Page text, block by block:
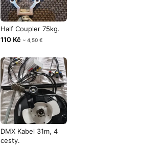
Half Coupler 75kg.
110 Kč ~ 4,50 €
DMX Kabel 31m, 4
cesty.